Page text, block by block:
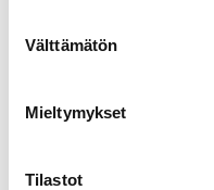
valinta
Välttämätön
Mieltymykset
Tilastot